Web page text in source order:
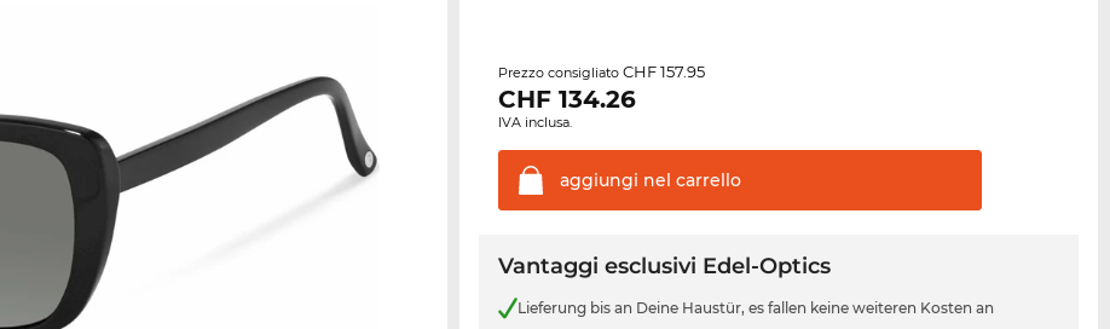
Prezzo consigliatoCHF 157.95
CHF134.26
IVA inclusa.
aggiungi nel carrello
Vantaggi esclusivi Edel-Optics
Lieferung bis an Deine Haustür, es fallen keine weiteren Kosten an